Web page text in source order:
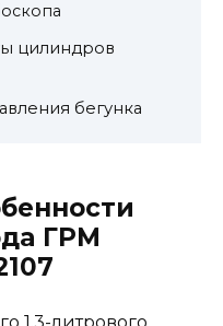
цилиндров
бегунка
ГРМ